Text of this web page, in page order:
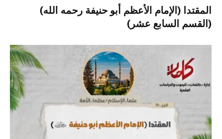
المقتدا (الإمام الأعظم أبو حنيفة رحمه الله)
(القسم السابع عشر)